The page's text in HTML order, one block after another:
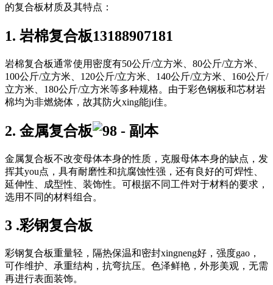
的复合板材质及其特点：
1. 岩棉复合板13188907181
岩棉复合板通常使用密度有50公斤/立方米、80公斤/立方米、
100公斤/立方米、120公斤/立方米、140公斤/立方米、160公斤/
立方米、180公斤/立方米等多种规格。由于彩色钢板和芯材岩
棉均为非燃烧体，故其防火xing能ji佳。
2. 金属复合板
金属复合板不改变母体本身的性质，克服母体本身的缺点，发
挥其you点，具有耐磨性和抗腐蚀性强，还有良好的可焊性、
延伸性、成型性、装饰性。可根据不同工件对于材料的要求，
选用不同的材料组合。
3 .彩钢复合板
彩钢复合板重量轻，隔热保温和密封xingneng好，强度gao，
可作维护、承重结构，抗弯抗压。色泽鲜艳，外形美观，无需
再进行表面装饰。